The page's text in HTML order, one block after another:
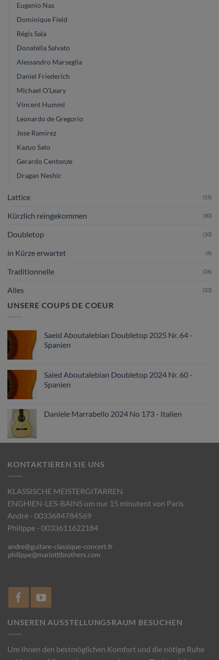
Eugenio Nas
Dominique Field
Régis Sala
Donatella Salvato
Alessandro Marseglia
Daniel Friederich
Michael O'Leary
Vincent Humml
Leonardo de Gregorio
Jose Ramirez
Kazuo Sato
Gerardo Centonze
Dragan Neshic
Lattice (15)
Kürzlich reingekommen (30)
Doubletop (10)
in Kürze erwartet (6)
Traditionnelle (26)
Alles (33)
UNSERE COUPS DE COEUR
Saeid Aboutalebian Doubletop 2025 Nr. 64 -
Spanien
Saied Aboutalebian Doubletop 2024 Nr. 60 -
Spanien
Daniele Marrabello 2024 No 173 - Italien
KONTAKTIEREN SIE UNS
KLASSISCHE MEISTERGITARREN
ENGHIEN-LES-BAINS um nur 15 minutent von Paris
André - 0033684784569
Philippe - 0033611622184
UNSEREN AUSSTELLUNGSRAUM BESUCHEN
Um Ihnen den bestmöglichen Komfort und die nötige Ruhe